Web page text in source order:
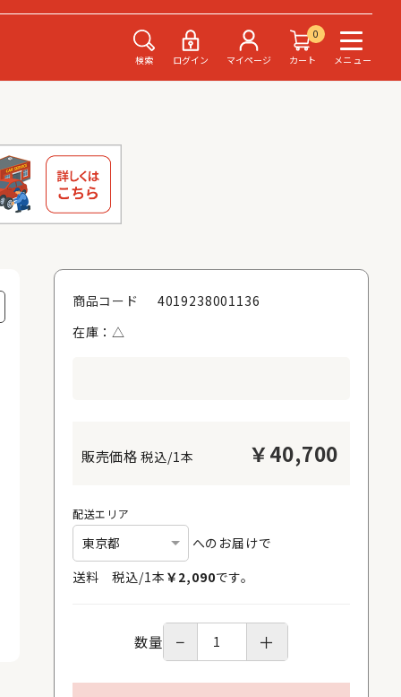
検索 ログイン マイページ
0
カート
メニュー
商品コード
4019238001136
在庫：△
税込/1本 ￥40,700
配送エリア
へのお届けで
送料 税込/1本 ￥2,090です。
数量 − ＋